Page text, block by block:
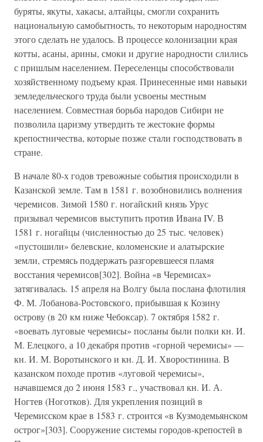
буряты, якуты, хакасы, алтайцы, смогли сохранить
национальную самобытность, то некоторым народностям
этого сделать не удалось. В процессе колонизации края
котты, асаны, арины, смоки и другие народности слились
с пришлым населением. Переселенцы способствовали
хозяйственному подъему края. Принесенные ими навыки
земледельческого труда были усвоены местным
населением. Совместная борьба народов Сибири не
позволила царизму утвердить те жестокие формы
крепостничества, которые позже стали господствовать в
стране.
В начале 80-х годов тревожные события происходили в
Казанской земле. Там в 1581 г. возобновились волнения
черемисов. Зимой 1580 г. ногайский князь Урус
призывал черемисов выступить против Ивана IV. В
1581 г. ногайцы (численностью до 25 тыс. человек)
«пустошили» белевские, коломенские и алатырские
земли, стремясь поддержать разгоревшееся пламя
восстания черемисов[302]. Война «в Черемисах»
затягивалась. 15 апреля на Волгу была послана флотилия
Ф. М. Лобанова-Ростовского, прибывшая к Козину
острову (в 20 км ниже Чебоксар). 7 октября 1582 г.
«воевать луговые черемисы» посланы были полки кн. И.
М. Елецкого, а 10 декабря против «горной черемисы» —
кн. И. М. Воротынского и кн. Д. И. Хворостинина. В
казанском походе против «луговой черемисы»,
начавшемся до 2 июня 1583 г., участвовал кн. И. А.
Ногтев (Ноготков). Для укрепления позиций в
Черемисском крае в 1583 г. строится «в Кузмодемьянском
острог»[303]. Сооружение системы городов-крепостей в